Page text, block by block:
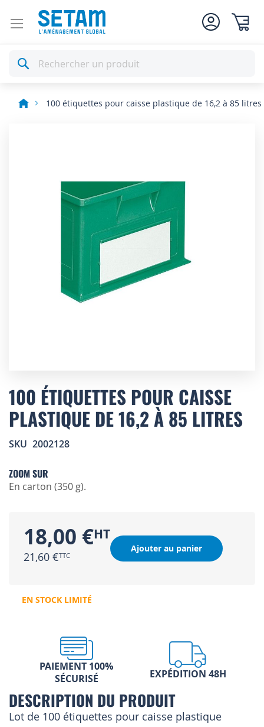
Rechercher
100 étiquettes pour caisse plastique de 16,2 à 85 litres
to
the
beginning
of
images
100 ÉTIQUETTES POUR CAISSE
PLASTIQUE DE 16,2 À 85 LITRES
SKU 2002128
ZOOM SUR
En carton (350 g).
18,00 €
21,60 €
Ajouter au panier
EN STOCK LIMITÉ
PAIEMENT 100%
SÉCURISÉ
EXPÉDITION 48H
DESCRIPTION DU PRODUIT
Lot de 100 étiquettes pour caisse plastique